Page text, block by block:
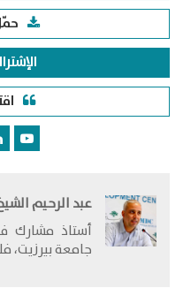
عبد الرحيم
​أستاذ مشارك
جامعة بيرزيت،